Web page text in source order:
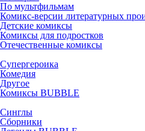
По мультфильмам
Комикс-версии литературных
Детские комиксы
Комиксы для подростков
Отечественные комиксы
Супергероика
Комедия
Другое
Комиксы BUBBLE
Синглы
Сборники